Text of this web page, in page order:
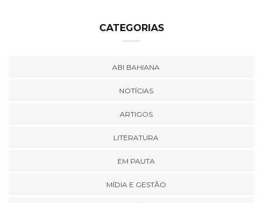
CATEGORIAS
ABI BAHIANA
NOTÍCIAS
ARTIGOS
LITERATURA
EM PAUTA
MÍDIA E GESTÃO